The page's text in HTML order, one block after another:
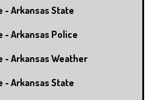
- Arkansas State
- Arkansas Police
- Arkansas Weather
- Arkansas State